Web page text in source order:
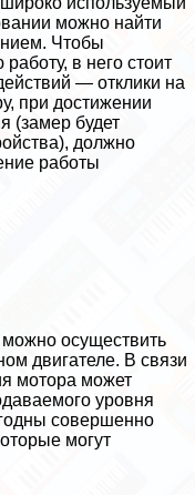
можно найти
Чтобы
в него стоит
— отклики на
при достижении
(замер будет
должно
работы
можно осуществить
двигателе. В связи
мотора может
уровня
совершенно
могут